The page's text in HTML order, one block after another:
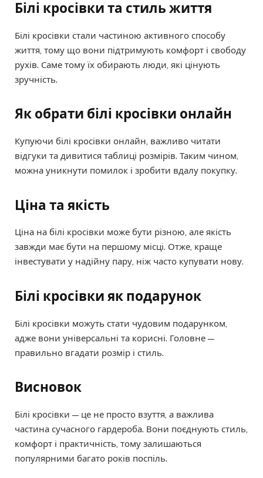
Білі кросівки та стиль життя
Білі кросівки стали частиною активного способу
життя, тому що вони підтримують комфорт і свободу
рухів. Саме тому їх обирають люди, які цінують
зручність.
Як обрати білі кросівки онлайн
Купуючи білі кросівки онлайн, важливо читати
відгуки та дивитися таблиці розмірів. Таким чином,
можна уникнути помилок і зробити вдалу покупку.
Ціна та якість
Ціна на білі кросівки може бути різною, але якість
завжди має бути на першому місці. Отже, краще
інвестувати у надійну пару, ніж часто купувати нову.
Білі кросівки як подарунок
Білі кросівки можуть стати чудовим подарунком,
адже вони універсальні та корисні. Головне —
правильно вгадати розмір і стиль.
Висновок
Білі кросівки — це не просто взуття, а важлива
частина сучасного гардероба. Вони поєднують стиль,
комфорт і практичність, тому залишаються
популярними багато років поспіль.